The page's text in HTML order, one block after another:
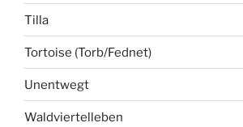
Tilla
Tortoise (Torb/Fednet)
Unentwegt
Waldviertelleben